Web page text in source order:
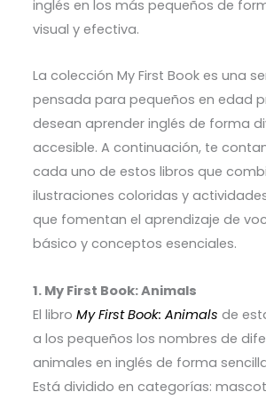
inglés en los más pequeños de
visual y efectiva.
La colección My First Book es una
pensada para pequeños en edad
desean aprender inglés de forma
accesible. A continuación, te
cada uno de estos libros que
ilustraciones coloridas y
que fomentan el aprendizaje de
básico y conceptos esenciales.
1. My First Book: Animals
El libro My First Book: Animals de
a los pequeños los nombres de
animales en inglés de forma
Está dividido en categorías: